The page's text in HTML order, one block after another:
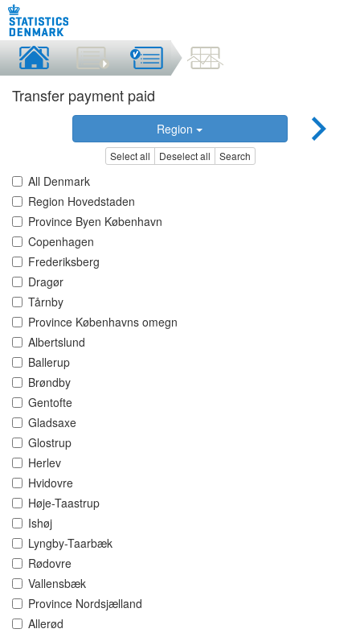
Transfer payment paid
Region
Select all Deselect all Search
All Denmark
Region Hovedstaden
Province Byen København
Copenhagen
Frederiksberg
Dragør
Tårnby
Province Københavns omegn
Albertslund
Ballerup
Brøndby
Gentofte
Gladsaxe
Glostrup
Herlev
Hvidovre
Høje-Taastrup
Ishøj
Lyngby-Taarbæk
Rødovre
Vallensbæk
Province Nordsjælland
Allerød